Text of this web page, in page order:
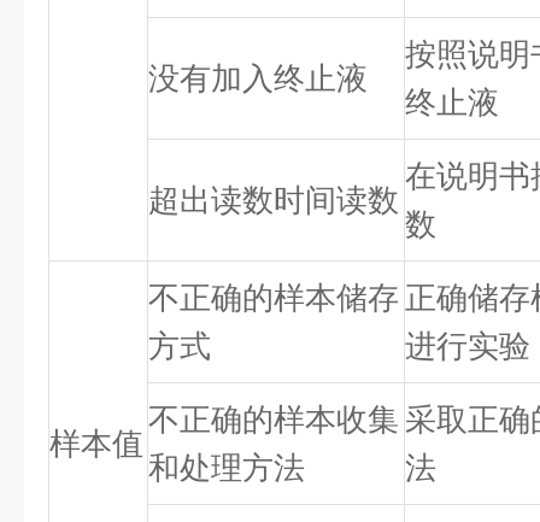
没有加入终止液
按照说明
终止液
超出读数时间读数
在说明书
数
样本值
不正确的样本储存
方式
正确储
进行实验
不正确的样本收集
和处理方法
采取正
法